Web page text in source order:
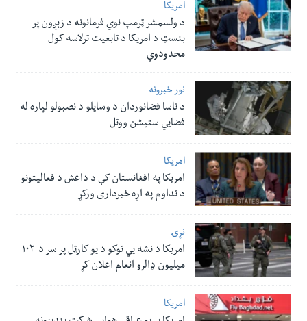
امریکا
د ولسمشر ټرمپ نوي فرمانونه د زېږون پر
بنسټ د امریکا د تابعیت ترلاسه کول
محدودوي
نور خبرونه
د ناسا فضانوردان د وسایلو د نصبولو لپاره له
فضایي ستیشن ووتل
امریکا
امریکا په افغانستان کې د داعش د فعالیتونو
د تداوم په اړه خبرداری ورکړ
نړۍ
امریکا د نشه یي توکو د یو کارټل پر سر د ۱۰۲
میلیون ډالرو انعام اعلان کړ
امریکا